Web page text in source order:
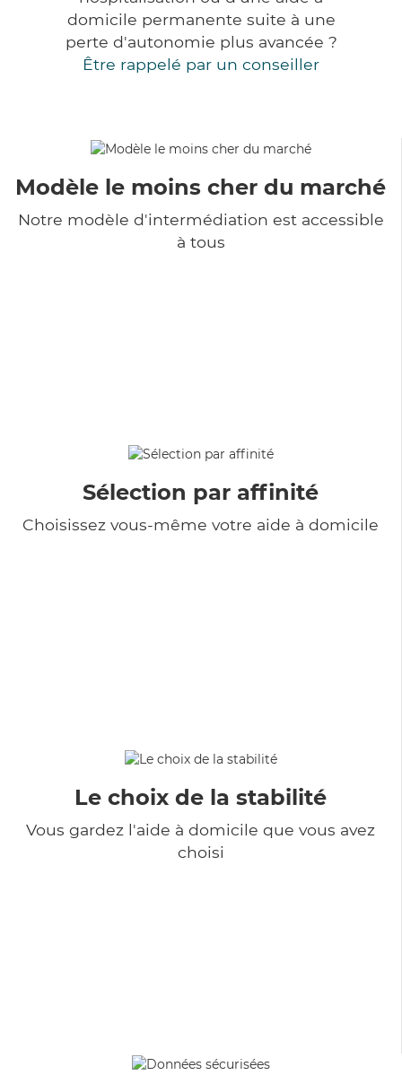
domicile permanente suite à une
perte d'autonomie plus avancée ?
Être rappelé par un conseiller
Modèle le moins cher du marché
Notre modèle d'intermédiation est accessible
à tous
Sélection par affinité
Choisissez vous-même votre aide à domicile
Le choix de la stabilité
Vous gardez l'aide à domicile que vous avez
choisi